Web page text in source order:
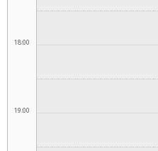
18:00
19:00